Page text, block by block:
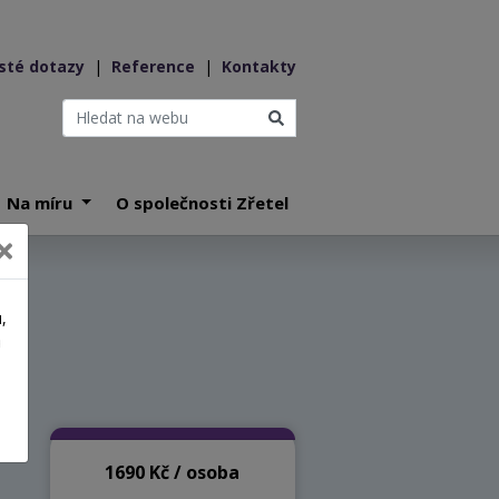
dotazy | Reference | Kontakty
Na míru O společnosti Zřetel
1690 Kč / osoba